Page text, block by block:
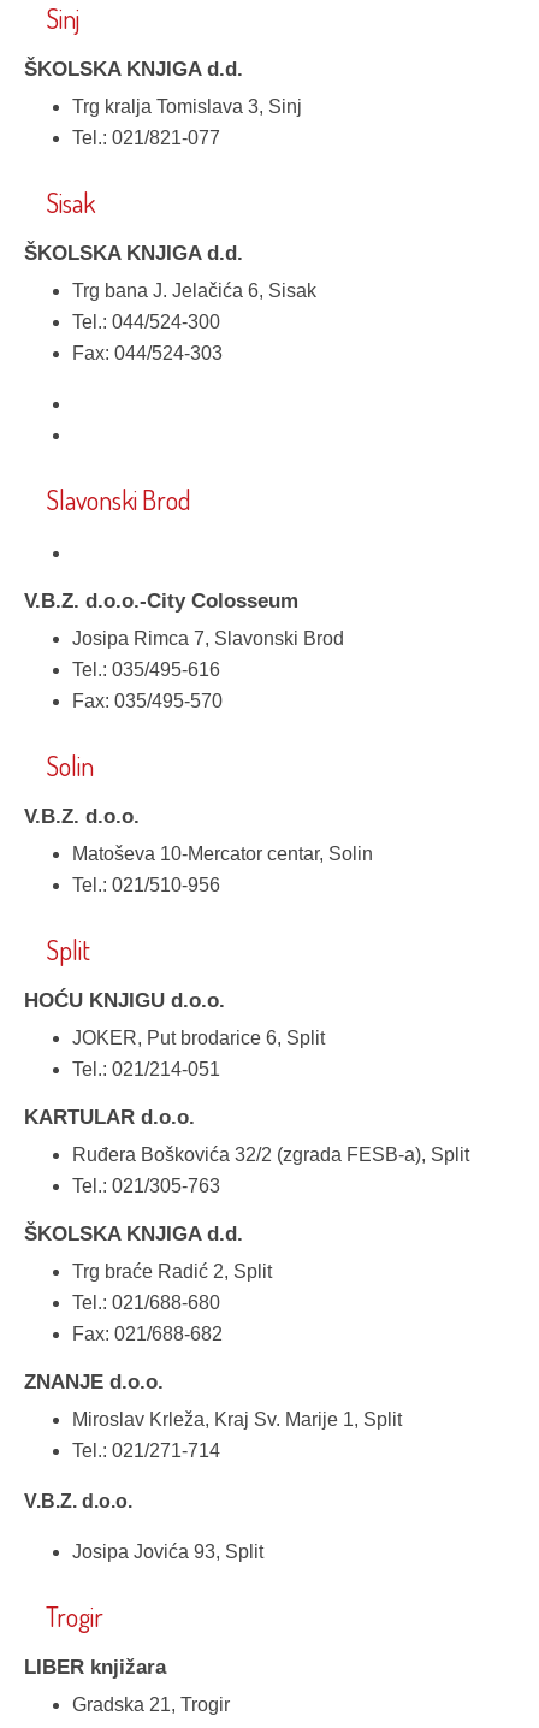
Sinj
ŠKOLSKA KNJIGA d.d.
Trg kralja Tomislava 3, Sinj
Tel.: 021/821-077
Sisak
ŠKOLSKA KNJIGA d.d.
Trg bana J. Jelačića 6, Sisak
Tel.: 044/524-300
Fax: 044/524-303
Slavonski Brod
V.B.Z. d.o.o.-City Colosseum
Josipa Rimca 7, Slavonski Brod
Tel.: 035/495-616
Fax: 035/495-570
Solin
V.B.Z. d.o.o.
Matoševa 10-Mercator centar, Solin
Tel.: 021/510-956
Split
HOĆU KNJIGU d.o.o.
JOKER, Put brodarice 6, Split
Tel.: 021/214-051
KARTULAR d.o.o.
Ruđera Boškovića 32/2 (zgrada FESB-a), Split
Tel.: 021/305-763
ŠKOLSKA KNJIGA d.d.
Trg braće Radić 2, Split
Tel.: 021/688-680
Fax: 021/688-682
ZNANJE d.o.o.
Miroslav Krleža, Kraj Sv. Marije 1, Split
Tel.: 021/271-714
V.B.Z. d.o.o.
Josipa Jovića 93, Split
Trogir
LIBER knjižara
Gradska 21, Trogir